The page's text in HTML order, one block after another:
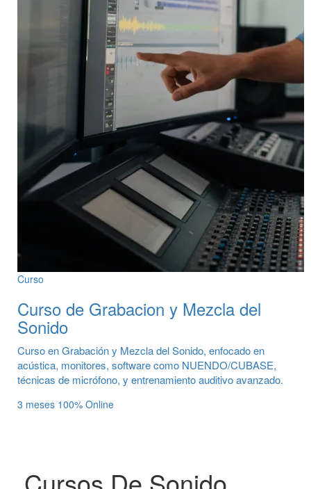
Curso
Curso de Grabacion y Mezcla del
Sonido
Curso en Grabación y Mezcla del Sonido, enfocado en
acústica, monitores, software como NUENDO/CUBASE,
técnicas de micrófono, y entrenamiento auditivo avanzado.
3 meses 100% Online